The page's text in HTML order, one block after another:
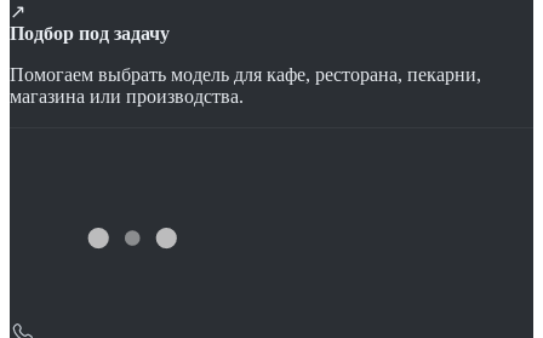
↗
Подбор под задачу
Помогаем выбрать модель для кафе, ресторана, пекарни,
магазина или производства.